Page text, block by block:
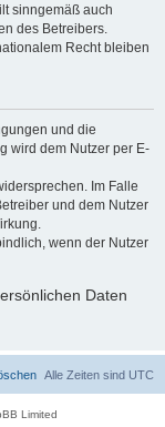
sinngemäß auch
des Betreibers.
Recht bleiben
und die
wird dem Nutzer per E-
Im Falle
und dem Nutzer
wenn der Nutzer
Daten
Alle Zeiten sind UTC
Limited